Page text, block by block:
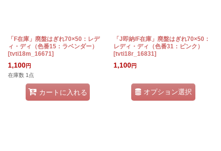
「F在庫」廃盤はぎれ70×50：レデ
ィ・ディ（色番15：ラベンダー）
[tvti18m_16671]
1,100円
在庫数 1点
カートに入れる
「J即納/F在庫」廃盤はぎれ70×50：
レディ・ディ（色番31：ピンク）
[tvti18r_16831]
1,100円
オプション選択